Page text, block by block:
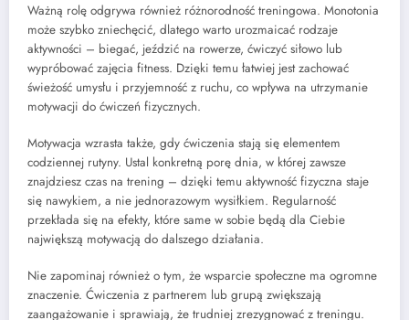
Ważną rolę odgrywa również różnorodność treningowa. Monotonia
może szybko zniechęcić, dlatego warto urozmaicać rodzaje
aktywności – biegać, jeździć na rowerze, ćwiczyć siłowo lub
wypróbować zajęcia fitness. Dzięki temu łatwiej jest zachować
świeżość umysłu i przyjemność z ruchu, co wpływa na utrzymanie
motywacji do ćwiczeń fizycznych.
Motywacja wzrasta także, gdy ćwiczenia stają się elementem
codziennej rutyny. Ustal konkretną porę dnia, w której zawsze
znajdziesz czas na trening – dzięki temu aktywność fizyczna staje
się nawykiem, a nie jednorazowym wysiłkiem. Regularność
przekłada się na efekty, które same w sobie będą dla Ciebie
największą motywacją do dalszego działania.
Nie zapominaj również o tym, że wsparcie społeczne ma ogromne
znaczenie. Ćwiczenia z partnerem lub grupą zwiększają
zaangażowanie i sprawiają, że trudniej zrezygnować z treningu.